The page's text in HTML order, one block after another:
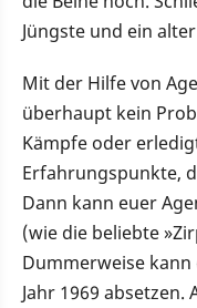
Jüngste und ein
Mit der Hilfe von
überhaupt kein
Kämpfe oder
Erfahrungspunkte,
Dann kann euer
(wie die beliebte
Dummerweise
Jahr 1969